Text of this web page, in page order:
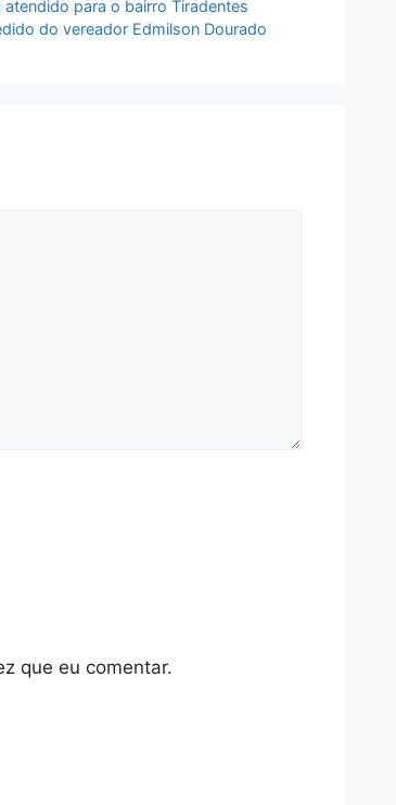
para o bairro Tiradentes
do vereador Edmilson Dourado
que eu comentar.